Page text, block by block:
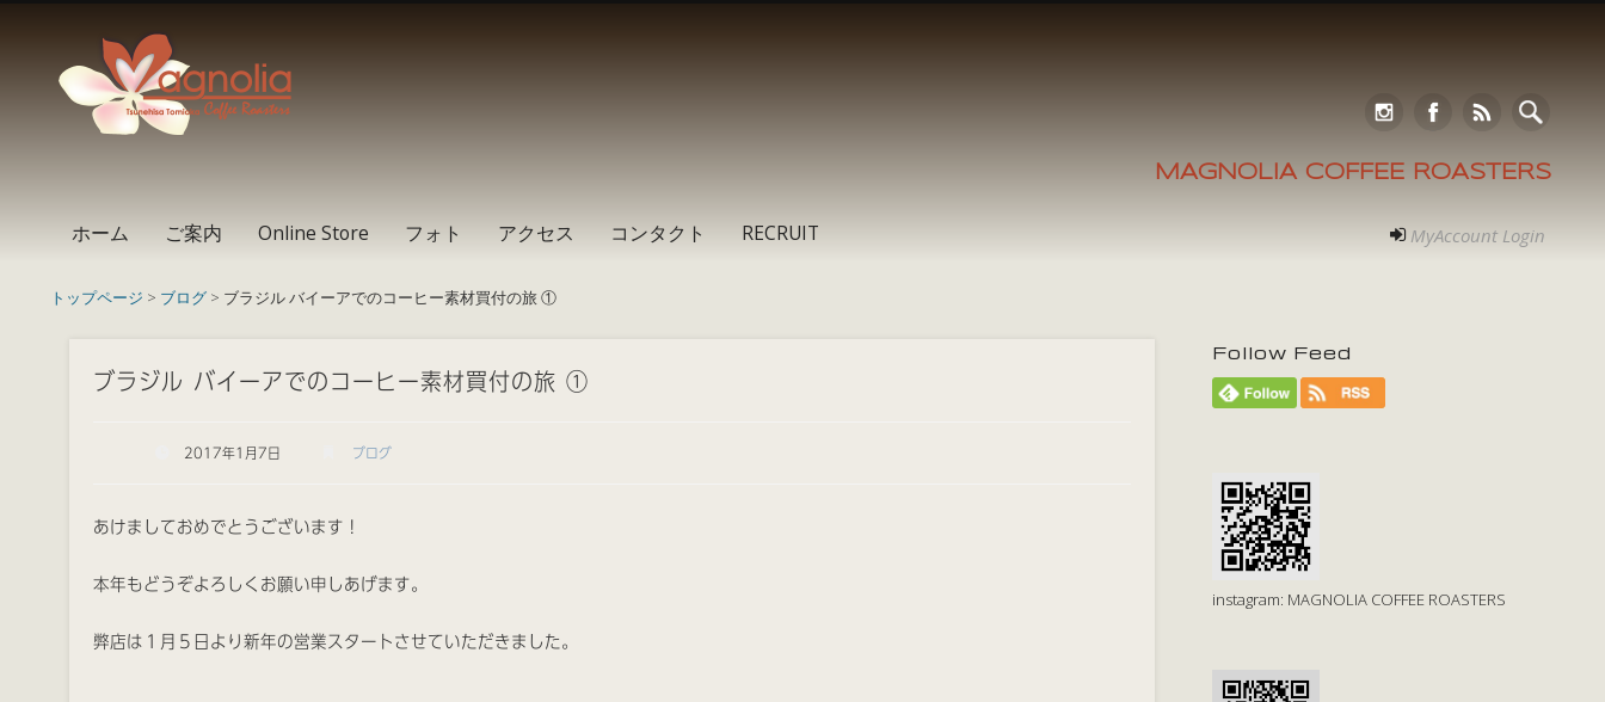
InstagramFacebook
RSS
MAGNOLIA COFFEE ROASTERS
ホーム ご案内 Online Store フォト アクセス コンタクト RECRUIT MyAccount Login
トップページ > ブログ> ブラジル バイーアでのコーヒー素材買付の旅 ①
ブラジル バイーアでのコーヒー素材買付の旅 ①
2017年1月7日 ブログ
あけましておめでとうございます！
本年もどうぞよろしくお願い申しあげます。
弊店は１月５日より新年の営業スタートさせていただきました。
Follow Feed
instagram: MAGNOLIA COFFEE ROASTERS